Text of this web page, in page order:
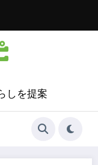
しを提案